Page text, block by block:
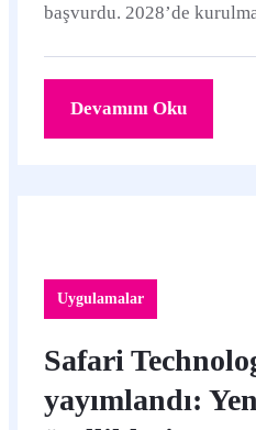
başvurdu. 2028’de
artırmayı hedefliyor.
Devamını Oku
Uygulamalar
Safari
yayımlandı: